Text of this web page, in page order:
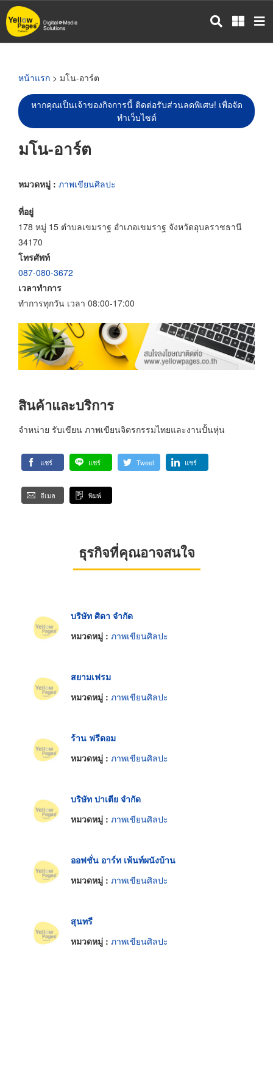
ข้าม
ไป
หน้าแรก > มโน-อาร์ต
หากคุณเป็นเจ้าของกิจการนี้ ติดต่อรับส่วนลดพิเศษ! เพื่อจัด
ทำเว็บไซต์
มโน-อาร์ต
หมวดหมู่ : ภาพเขียนศิลปะ
ที่อยู่
178 หมู่ 15 ตำบลเขมราฐ อำเภอเขมราฐ จังหวัดอุบลราชธานี
34170
โทรศัพท์
087-080-3672
เวลาทำการ
ทำการทุกวัน เวลา 08:00-17:00
สินค้าและบริการ
จำหน่าย รับเขียน ภาพเขียนจิตรกรรมไทยและงานปั้นหุ่น
แชร์ แชร์ Tweet แชร์
อีเมล พิมพ์
ธุรกิจที่คุณอาจสนใจ
บริษัท ศิดา จำกัด
หมวดหมู่ : ภาพเขียนศิลปะ
สยามเฟรม
หมวดหมู่ : ภาพเขียนศิลปะ
ร้าน ฟรีดอม
หมวดหมู่ : ภาพเขียนศิลปะ
บริษัท ปาเตีย จำกัด
หมวดหมู่ : ภาพเขียนศิลปะ
ออฟชั่น อาร์ท เพ้นท์ผนังบ้าน
หมวดหมู่ : ภาพเขียนศิลปะ
สุนทรี
หมวดหมู่ : ภาพเขียนศิลปะ